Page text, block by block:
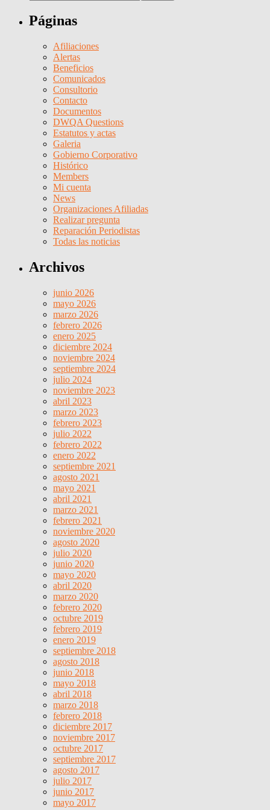
Páginas
Afiliaciones
Alertas
Beneficios
Comunicados
Consultorio
Contacto
Documentos
DWQA Questions
Estatutos y actas
Galeria
Gobierno Corporativo
Histórico
Members
Mi cuenta
News
Organizaciones Afiliadas
Realizar pregunta
Reparación Periodistas
Todas las noticias
Archivos
junio 2026
mayo 2026
marzo 2026
febrero 2026
enero 2025
diciembre 2024
noviembre 2024
septiembre 2024
julio 2024
noviembre 2023
abril 2023
marzo 2023
febrero 2023
julio 2022
febrero 2022
enero 2022
septiembre 2021
agosto 2021
mayo 2021
abril 2021
marzo 2021
febrero 2021
noviembre 2020
agosto 2020
julio 2020
junio 2020
mayo 2020
abril 2020
marzo 2020
febrero 2020
octubre 2019
febrero 2019
enero 2019
septiembre 2018
agosto 2018
junio 2018
mayo 2018
abril 2018
marzo 2018
febrero 2018
diciembre 2017
noviembre 2017
octubre 2017
septiembre 2017
agosto 2017
julio 2017
junio 2017
mayo 2017